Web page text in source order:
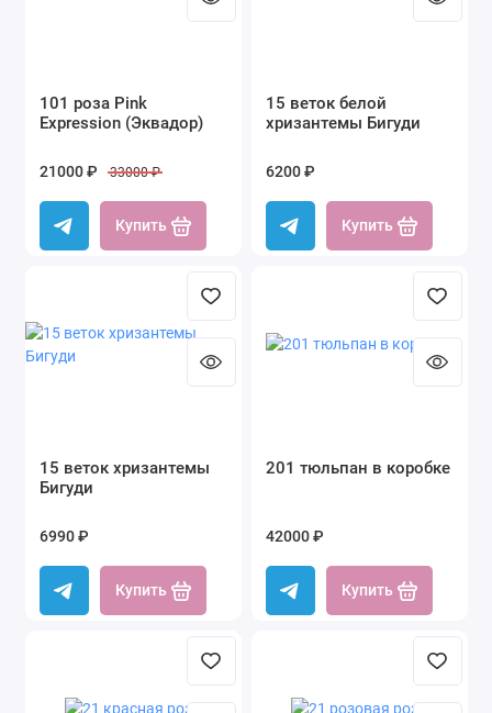
101 роза Pink
Expression (Эквадор)
21000 ₽ 33000 ₽
Купить
15 веток белой
хризантемы Бигуди
6200 ₽
Купить
15 веток хризантемы
Бигуди
6990 ₽
Купить
201 тюльпан в коробке
42000 ₽
Купить